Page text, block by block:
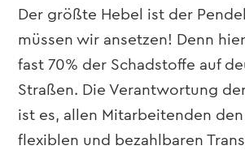
Der größte Hebel ist der
müssen wir ansetzen! Denn
fast 70% der Schadstoffe auf
Straßen. Die Verantwortung
ist es, allen Mitarbeitenden
flexiblen und bezahlbaren